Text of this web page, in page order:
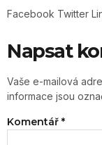
Facebook Twitter
Napsat
Vaše e-mailová
informace jsou
Komentář *